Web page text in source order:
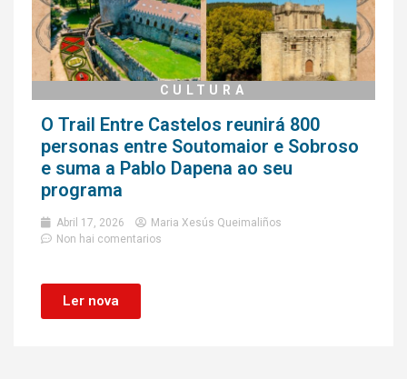
CULTURA
O Trail Entre Castelos reunirá 800
personas entre Soutomaior e Sobroso
e suma a Pablo Dapena ao seu
programa
Abril 17, 2026
Maria Xesús Queimaliños
Non hai comentarios
Ler nova